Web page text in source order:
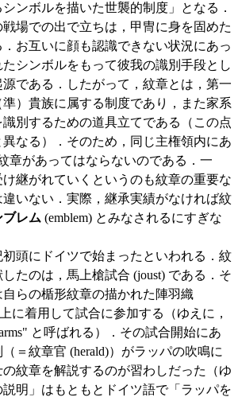
ンボルを描いた世襲的制度」となる．
場での出で立ちは，甲冑に身を固めた
お互いに顔も認識できない状況にあっ
シンボルをもって彼我の識別手段とし
である．したがって，紋章とは，第一
）貴族に属する制度であり，また家系
別するための道具立てである（この点
なる）．そのため，同じ主権領内にあ
章があってはならないのである．一
継がれていくというのも紋章の重要な
いない．実際，継承実績がなければ紋
ブレム (emblem) とみなされるにすぎな
頭にドイツで始まったといわれる．紋
たのは，馬上槍試合 (joust) である．そ
自らの楯形紋章の描かれた陣羽織
に着用して試合に参加する（ゆえに，
と呼ばれる）．その試合開始にあ
＝紋章官 (herald)）がラッパの吹鳴に
紋章を解説するのが習わしだった（ゆ
説明」はもともとドイツ語で「ラッパを